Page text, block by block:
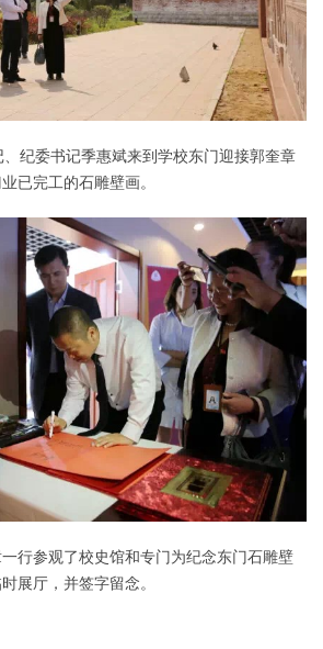
纪委书记季惠斌来到学校东门迎接郭奎章
已完工的石雕壁画。
行参观了校史馆和专门为纪念东门石雕壁
展厅，并签字留念。